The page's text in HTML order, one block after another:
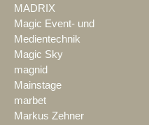
MADRIX
Magic Event- und
Medientechnik
Magic Sky
magnid
Mainstage
marbet
Markus Zehner